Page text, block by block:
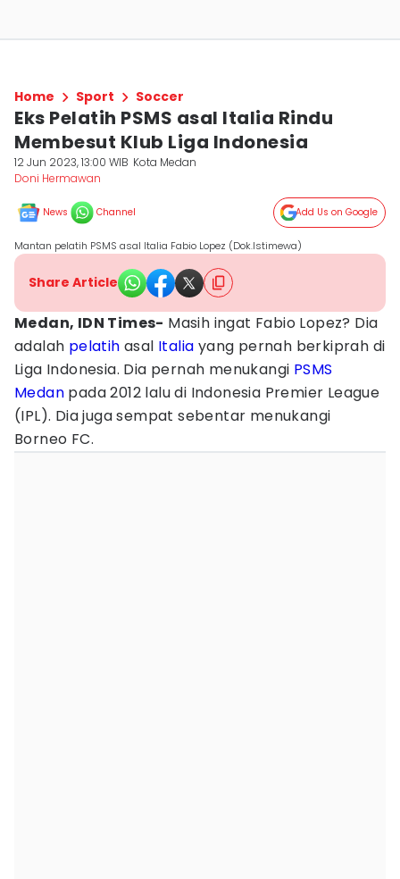
Home Sport Soccer
Eks Pelatih PSMS asal Italia Rindu
Membesut Klub Liga Indonesia
12 Jun 2023, 13:00 WIB Kota Medan
Doni Hermawan
News Channel Add Us on Google
Mantan pelatih PSMS asal Italia Fabio Lopez (Dok.Istimewa)
Share Article
Medan, IDN Times- Masih ingat Fabio Lopez? Dia
adalah pelatih asal Italia yang pernah berkiprah di
Liga Indonesia. Dia pernah menukangi PSMS
Medan pada 2012 lalu di Indonesia Premier League
(IPL). Dia juga sempat sebentar menukangi
Borneo FC.